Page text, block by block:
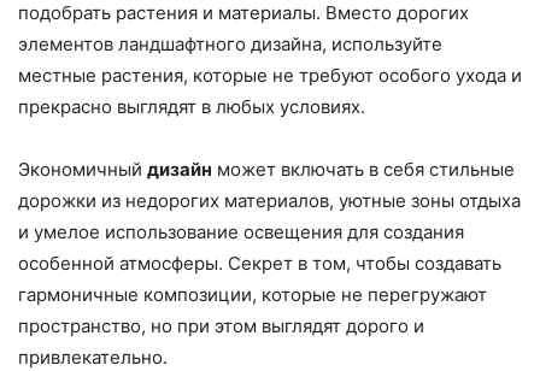
подобрать растения и материалы. Вместо дорогих
элементов ландшафтного дизайна, используйте
местные растения, которые не требуют особого ухода и
прекрасно выглядят в любых условиях.
Экономичный дизайн может включать в себя стильные
дорожки из недорогих материалов, уютные зоны отдыха
и умелое использование освещения для создания
особенной атмосферы. Секрет в том, чтобы создавать
гармоничные композиции, которые не перегружают
пространство, но при этом выглядят дорого и
привлекательно.